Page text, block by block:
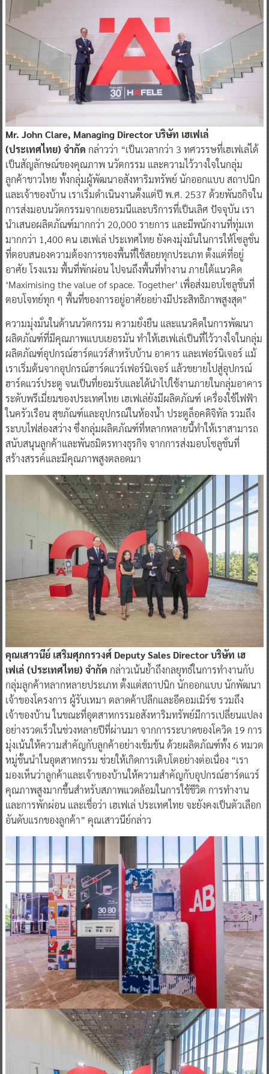
Mr. John Clare, Managing Director บริษัท เฮเฟเล่
(ประเทศไทย) จำกัด กล่าวว่า “เป็นเวลากว่า 3 ทศวรรษที่เฮเฟเล่ได้
เป็นสัญลักษณ์ของคุณภาพ นวัตกรรม และความไว้วางใจในกลุ่ม
ลูกค้าชาวไทย ทั้งกลุ่มผู้พัฒนาอสังหาริมทรัพย์ นักออกแบบ สถาปนิก
และเจ้าของบ้าน เราเริ่มดำเนินงานตั้งแต่ปี พ.ศ. 2537 ด้วยพันธกิจใน
การส่งมอบนวัตกรรมจากเยอรมนีและบริการที่เป็นเลิศ ปัจจุบัน เรา
นำเสนอผลิตภัณฑ์มากกว่า 20,000 รายการ และมีพนักงานที่ทุ่มเท
มากกว่า 1,400 คน เฮเฟเล่ ประเทศไทย ยังคงมุ่งมั่นในการให้โซลูชั่น
ที่ตอบสนองความต้องการของพื้นที่ใช้สอยทุกประเภท ตั้งแต่ที่อยู่
อาศัย โรงแรม พื้นที่พักผ่อน ไปจนถึงพื้นที่ทำงาน ภายใต้แนวคิด
‘Maximising the value of space. Together’ เพื่อส่งมอบโซลูชั่นที่
ตอบโจทย์ทุก ๆ พื้นที่ของการอยู่อาศัยอย่างมีประสิทธิภาพสูงสุด”
ความมุ่งมั่นในด้านนวัตกรรม ความยั่งยืน และแนวคิดในการพัฒนา
ผลิตภัณฑ์ที่มีคุณภาพแบบเยอรมัน ทำให้เฮเฟเล่เป็นที่ไว้วางใจในกลุ่ม
ผลิตภัณฑ์อุปกรณ์ฮาร์ดแวร์สำหรับบ้าน อาคาร และเฟอร์นิเจอร์ แม้
เราเริ่มต้นจากอุปกรณ์ฮาร์ดแวร์เฟอร์นิเจอร์ แล้วขยายไปสู่อุปกรณ์
ฮาร์ดแวร์ประตู จนเป็นที่ยอมรับและได้นำไปใช้งานภายในกลุ่มอาคาร
ระดับพรีเมี่ยมของประเทศไทย เฮเฟเล่ยังมีผลิตภัณฑ์ เครื่องใช้ไฟฟ้า
ในครัวเรือน สุขภัณฑ์และอุปกรณ์ในห้องน้ำ ประตูล็อคดิจิทัล รวมถึง
ระบบไฟส่องสว่าง ซึ่งกลุ่มผลิตภัณฑ์ที่หลากหลายนี้ทำให้เราสามารถ
สนับสนุนลูกค้าและพันธมิตรทางธุรกิจ จากการส่งมอบโซลูชั่นที่
สร้างสรรค์และมีคุณภาพสูงตลอดมา
คุณเสาวนีย์ เสริมศุภกรวงศ์ Deputy Sales Director บริษัท เฮ
เฟเล่ (ประเทศไทย) จำกัด กล่าวเน้นย้ำถึงกลยุทธ์ในการทำงานกับ
กลุ่มลูกค้าหลากหลายประเภท ตั้งแต่สถาปนิก นักออกแบบ นักพัฒนา
เจ้าของโครงการ ผู้รับเหมา ตลาดค้าปลีกและอีคอมเมิร์ซ รวมถึง
เจ้าของบ้าน ในขณะที่อุตสาหกรรมอสังหาริมทรัพย์มีการเปลี่ยนแปลง
อย่างรวดเร็วในช่วงหลายปีที่ผ่านมา จากการระบาดของโควิด 19 การ
มุ่งเน้นให้ความสำคัญกับลูกค้าอย่างเข้มข้น ด้วยผลิตภัณฑ์ทั้ง 6 หมวด
หมู่ชั้นนำในอุตสาหกรรม ช่วยให้เกิดการเติบโตอย่างต่อเนื่อง “เรา
มองเห็นว่าลูกค้าและเจ้าของบ้านให้ความสำคัญกับอุปกรณ์ฮาร์ดแวร์
คุณภาพสูงมากขึ้นสำหรับสภาพแวดล้อมในการใช้ชีวิต การทำงาน
และการพักผ่อน และเชื่อว่า เฮเฟเล่ ประเทศไทย จะยังคงเป็นตัวเลือก
อันดับแรกของลูกค้า” คุณเสาวนีย์กล่าว